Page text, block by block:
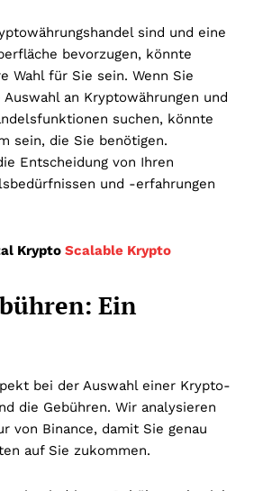
sind und eine
bevorzugen, könnte
Wahl für Sie sein. Wenn Sie
an Kryptowährungen und
suchen, könnte
sein, die Sie benötigen.
Entscheidung von Ihren
und -erfahrungen
Krypto Scalable Krypto
Ein
bei der Auswahl einer Krypto-
die Gebühren. Wir analysieren
von Binance, damit Sie genau
auf Sie zukommen.